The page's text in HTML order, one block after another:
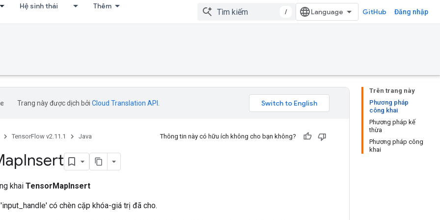
Hệ sinh thái Thêm
/ GitHub Đăng nhập
Trên trang này
Phương pháp
công khai
Phương pháp kế
thừa
Phương pháp công
khai
Trang này được dịch bởi Cloud Translation API
TensorFlow v2.11.1 Java Thông tin này có hữu ích không cho bạn không?
Insert
khai TensorMapInsert
có chèn cặp khóa-giá trị đã cho.